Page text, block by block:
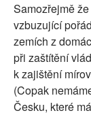
Samozřejmě
vzbuzující
zemích z
při zaštítění
k zajištění
(Copak
Česku, které